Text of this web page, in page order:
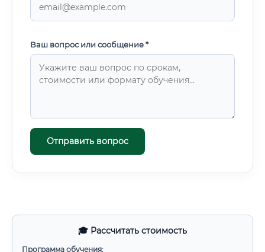
🎓 Рассчитать стоимость
Программа обучения:
Ваш вопрос или сообщение *
Отправить вопрос